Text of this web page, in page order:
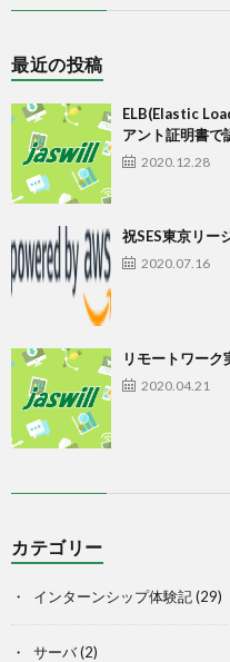
最近の投稿
ELB(Elastic
アント証明書で
2020.12.28
祝SES東京リー
2020.07.16
リモートワーク
2020.04.21
カテゴリー
インターンシップ体験記(29)
サーバ(2)